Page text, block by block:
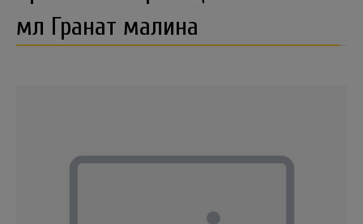
мл Гранат малина